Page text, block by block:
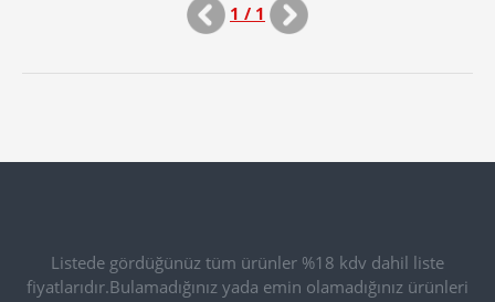
1 / 1
Listede gördüğünüz tüm ürünler %18 kdv dahil liste
fiyatlarıdır.Bulamadığınız yada emin olamadığınız ürünleri